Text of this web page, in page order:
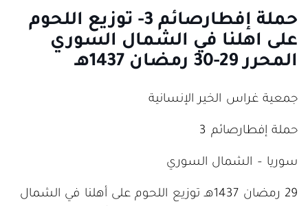
حملة إفطارصائم 3- توزيع اللحوم
على اهلنا في الشمال السوري
المحرر 29-30 رمضان 1437هـ
جمعية غراس الخير الإنسانية
حملة إفطارصائم 3
سوريا – الشمال السوري
29 رمضان 1437هـ توزيع اللحوم على أهلنا في ‫الشمال